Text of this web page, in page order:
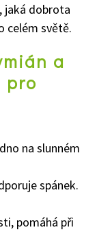
jaká dobrota
celém světě.
a
pro
na slunném
spánek.
pomáhá při